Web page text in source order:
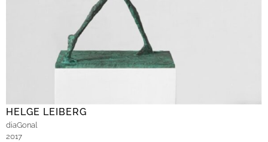
HELGE LEIBERG
diaGonal
2017